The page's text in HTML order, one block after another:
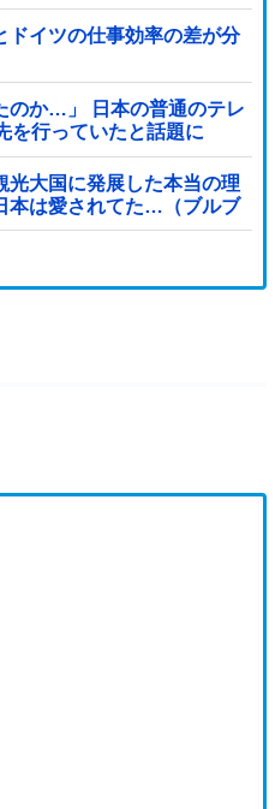
ドイツの仕事効率の差が分
のか…」 日本の普通のテレ
を行っていたと話題に
光大国に発展した本当の理
は愛されてた…（ブルブ